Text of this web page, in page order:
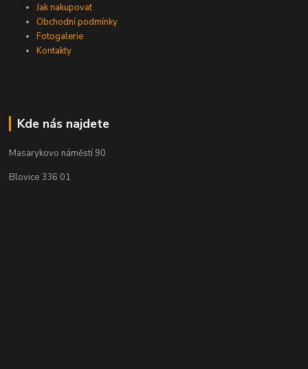
Jak nakupovat
Obchodní podmínky
Fotogalerie
Kontakty
Kde nás najdete
Masarykovo náměstí 90
Blovice 336 01